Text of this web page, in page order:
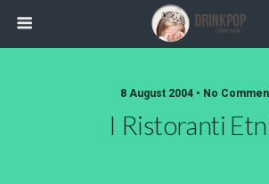
8 August 2004 • No
I Ristoranti